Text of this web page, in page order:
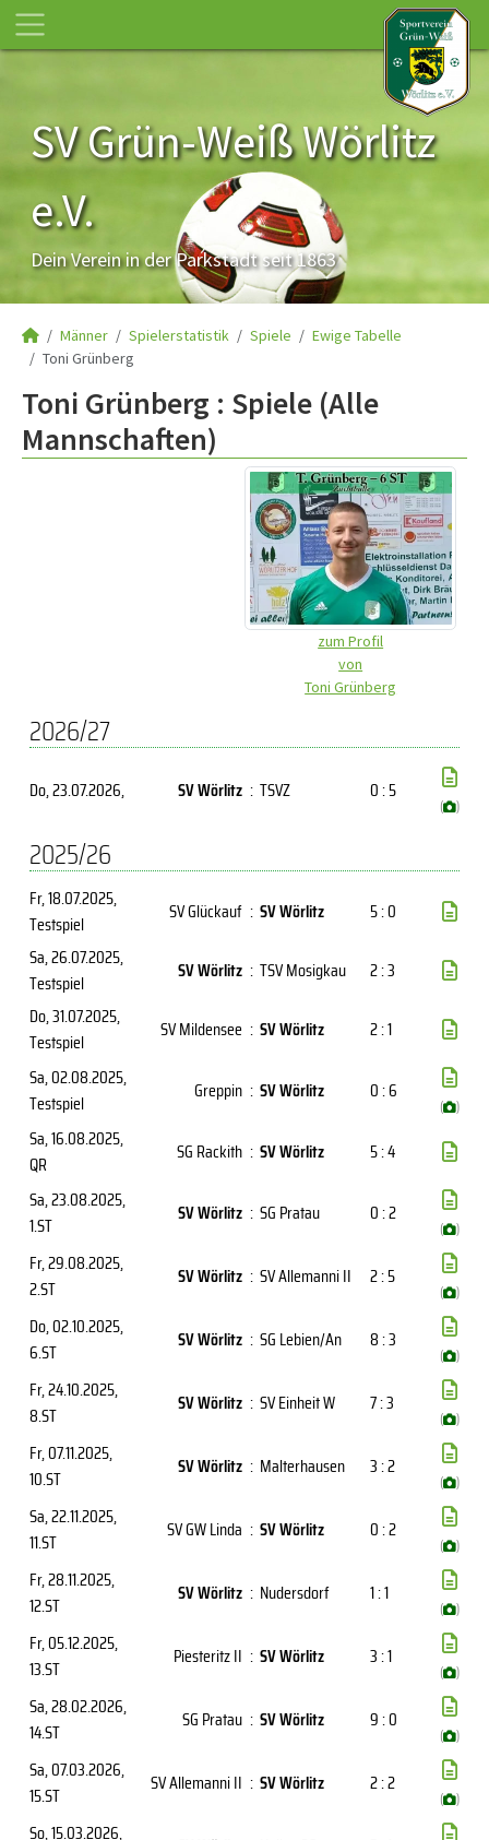
SV Grün-Weiß Wörlitz
e.V.
Dein Verein in der Parkstadt seit 1863
Männer Spielerstatistik Spiele
Ewige Tabelle
Toni Grünberg
Toni Grünberg : Spiele (Alle
Mannschaften)
zum Profil
von
Toni Grünberg
2026/27
Do, 23.07.2026, SV Wörlitz : TSVZ 0 : 5
( )
2025/26
Fr, 18.07.2025,
Testspiel
SV Glückauf : SV Wörlitz
5 : 0
Sa, 26.07.2025,
Testspiel
SV Wörlitz : TSV Mosigkau
2 : 3
Do, 31.07.2025,
Testspiel
SV Mildensee : SV Wörlitz
2 : 1
Sa, 02.08.2025,
Testspiel
Greppin : SV Wörlitz 0 : 6
( )
Sa, 16.08.2025,
QR
SG Rackith : SV Wörlitz
5 : 4
Sa, 23.08.2025,
1.ST
SV Wörlitz : SG Pratau 0 : 2
( )
Fr, 29.08.2025,
2.ST
SV Wörlitz : SV Allemanni II 2 : 5
( )
Do, 02.10.2025,
6.ST
SV Wörlitz : SG Lebien/An 8 : 3
( )
Fr, 24.10.2025,
8.ST
SV Wörlitz : SV Einheit W 7 : 3
( )
Fr, 07.11.2025,
10.ST
SV Wörlitz : Malterhausen 3 : 2
( )
Sa, 22.11.2025,
11.ST
SV GW Linda : SV Wörlitz 0 : 2
( )
Fr, 28.11.2025,
12.ST
SV Wörlitz : Nudersdorf 1 : 1
( )
Fr, 05.12.2025,
13.ST
Piesteritz II : SV Wörlitz 3 : 1
( )
Sa, 28.02.2026,
14.ST
SG Pratau : SV Wörlitz 9 : 0
( )
Sa, 07.03.2026,
15.ST
SV Allemanni II : SV Wörlitz 2 : 2
( )
So, 15.03.2026,